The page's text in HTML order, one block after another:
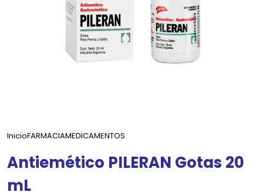
InicioFARMACIAMEDICAMENTOS
Antiemético PILERAN Gotas 20
mL